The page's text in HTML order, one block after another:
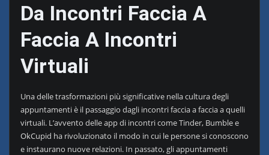
Da Incontri Faccia A
Faccia A Incontri
Virtuali
Una delle trasformazioni più significative nella cultura degli
appuntamenti è il passaggio dagli incontri faccia a faccia a quelli
virtuali. L’avvento delle app di incontri come Tinder, Bumble e
OkCupid ha rivoluzionato il modo in cui le persone si conoscono
e instaurano nuove relazioni. In passato, gli appuntamenti